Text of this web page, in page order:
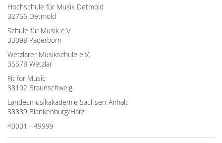
Hochschule für Musik Detmold
32756 Detmold
Schule für Musik e.V.
33098 Paderborn
Wetzlarer Musikschule e.V.
35578 Wetzlar
Fit for Music
38102 Braunschweig
Landesmusikakademie Sachsen-Anhalt
38889 Blankenburg/Harz
40001 - 49999